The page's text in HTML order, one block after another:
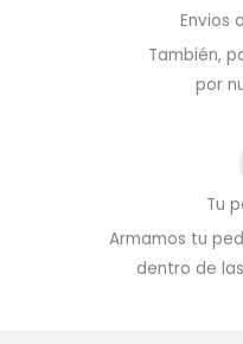
Envios
También,
por
Tu
Armamos tu
dentro de